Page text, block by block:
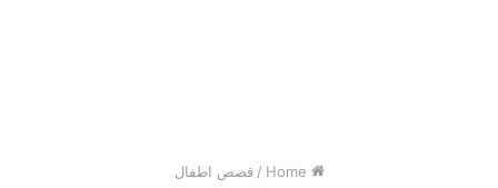
/ قصص اطفال